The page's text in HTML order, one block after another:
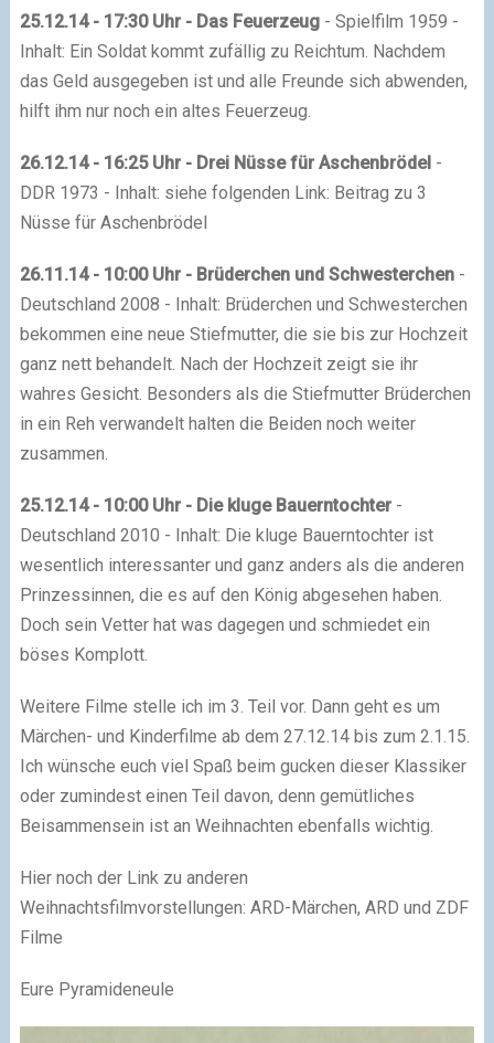
25.12.14 - 17:30 Uhr - Das Feuerzeug- Spielfilm 1959 -
Inhalt: Ein Soldat kommt zufällig zu Reichtum. Nachdem
das Geld ausgegeben ist und alle Freunde sich abwenden,
hilft ihm nur noch ein altes Feuerzeug.
26.12.14 - 16:25 Uhr - Drei Nüsse für Aschenbrödel-
DDR 1973 - Inhalt: siehe folgenden Link: Beitrag zu 3
Nüsse für Aschenbrödel
26.11.14 - 10:00 Uhr - Brüderchen und Schwesterchen-
Deutschland 2008 - Inhalt: Brüderchen und Schwesterchen
bekommen eine neue Stiefmutter, die sie bis zur Hochzeit
ganz nett behandelt. Nach der Hochzeit zeigt sie ihr
wahres Gesicht. Besonders als die Stiefmutter Brüderchen
in ein Reh verwandelt halten die Beiden noch weiter
zusammen.
25.12.14 - 10:00 Uhr - Die kluge Bauerntochter-
Deutschland 2010 - Inhalt: Die kluge Bauerntochter ist
wesentlich interessanter und ganz anders als die anderen
Prinzessinnen, die es auf den König abgesehen haben.
Doch sein Vetter hat was dagegen und schmiedet ein
böses Komplott.
Weitere Filme stelle ich im 3. Teil vor. Dann geht es um
Märchen- und Kinderfilme ab dem 27.12.14 bis zum 2.1.15.
Ich wünsche euch viel Spaß beim gucken dieser Klassiker
oder zumindest einen Teil davon, denn gemütliches
Beisammensein ist an Weihnachten ebenfalls wichtig.
Hier noch der Link zu anderen
Weihnachtsfilmvorstellungen: ARD-Märchen, ARD und ZDF
Filme
Eure Pyramideneule